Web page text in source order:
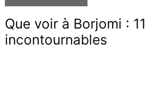
Que voir à Borjomi : 11
incontournables